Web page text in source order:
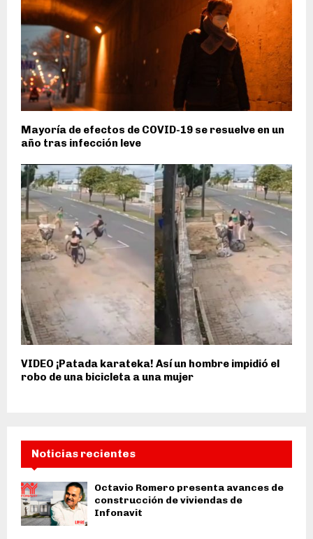
Mayoría de efectos de COVID-19 se resuelve en un
año tras infección leve
VIDEO ¡Patada karateka! Así un hombre impidió el
robo de una bicicleta a una mujer
Noticias recientes
Octavio Romero presenta avances de
construcción de viviendas de
Infonavit